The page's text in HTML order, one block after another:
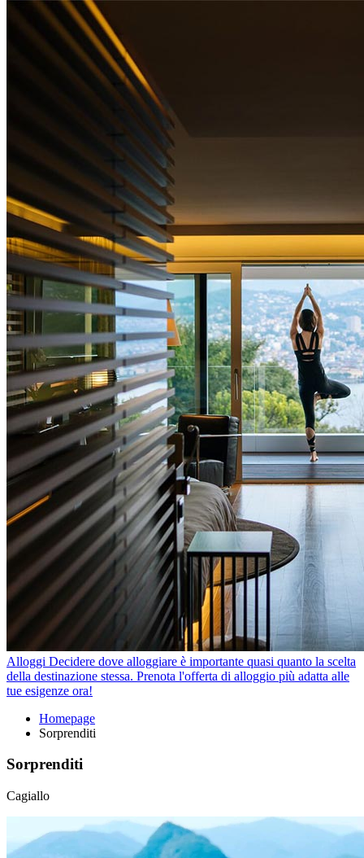
Alloggi Decidere dove alloggiare è importante quasi quanto la scelta
della destinazione stessa. Prenota l'offerta di alloggio più adatta alle
tue esigenze ora!
Homepage
Sorprenditi
Sorprenditi
Cagiallo